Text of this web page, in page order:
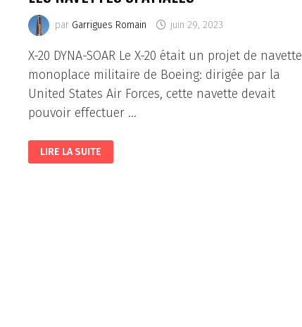
par Garrigues Romain juin 29, 2023
X-20 DYNA-SOAR Le X-20 était un projet de navette
monoplace militaire de Boeing: dirigée par la
United States Air Forces, cette navette devait
pouvoir effectuer …
LES
NAVETTES
SPATIALES
LIRE LA SUITE